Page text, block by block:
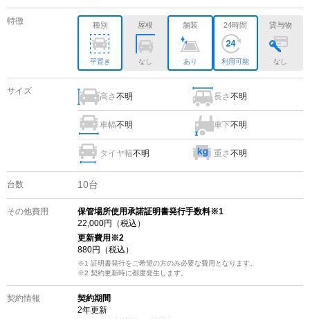
特徴 種別
平置き
屋根
なし
舗装
あり
24時間
利用可能
貸与物
なし
サイズ
高さ不明 長さ不明
車幅不明 車下不明
タイヤ幅不明 重さ不明
台数 10台
その他費用
保管場所使用承諾証明書発行手数料※1
22,000円（税込）
更新費用 ※2
880円（税込）
※1 証明書発行をご希望の方のみ必要な費用となります。
※2 契約更新時に都度発生します。
契約情報
契約期間
2年更新